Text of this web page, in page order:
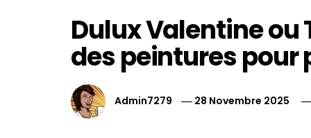
Dulux Valentine
des peintures pour
Admin7279 28 Novembre 2025